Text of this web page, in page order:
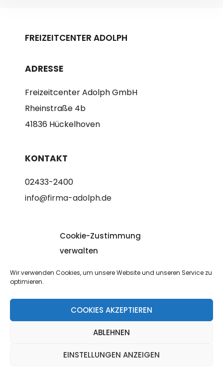
Cookie-Zustimmung
verwalten
Wir verwenden Cookies, um unsere Website und unseren Service zu
optimieren.
COOKIES AKZEPTIEREN
ABLEHNEN
EINSTELLUNGEN ANZEIGEN
FREIZEITCENTER ADOLPH
ADRESSE
Freizeitcenter Adolph GmbH
Rheinstraße 4b
41836 Hückelhoven
KONTAKT
02433-2400
info@firma-adolph.de
ÖFFNUNGSZEITEN
Mo-Fr von 10:00 bis 17:30 Uhr
Mittag 12:30 bis 13:30 Uhr
> IMPRESSUM > HAFTUNGSAUSSCHLUSS
> DATENSCHUTZ